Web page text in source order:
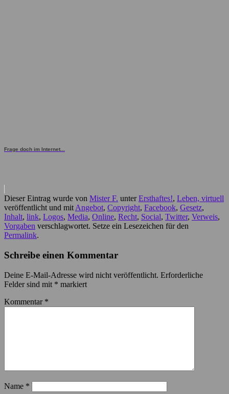
Frage doch im Internet...
Dieser Eintrag wurde von Mister F. unterErsthaftes!, Leben, virtuell
veröffentlicht und mitAngebot, Copyright, Facebook, Gesetz,
Inhalt, link, Logos, Media, Online, Recht, Social, Twitter, Verweis,
Vorgaben verschlagwortet. Setze ein Lesezeichen für den
Permalink.
Schreibe einen Kommentar
Deine E-Mail-Adresse wird nicht veröffentlicht. Erforderliche
Felder sind mit * markiert
Kommentar *
Name *